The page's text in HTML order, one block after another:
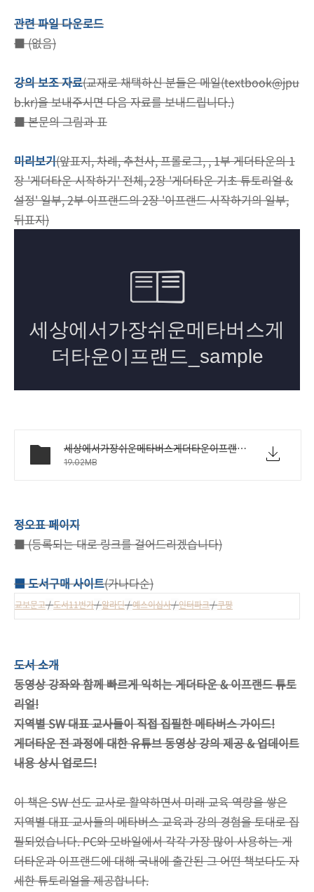
관련 파일 다운로드
■ (없음)
강의 보조 자료(교재로 채택하신 분들은 메일(textbook@jpu
b.kr)을 보내주시면 다음 자료를 보내드립니다.)
■ 본문의 그림과 표
미리보기(앞표지, 차례, 추천사, 프롤로그, , 1부 게더타운의 1
장 '게더타운 시작하기' 전체, 2장 '게더타운 기초 튜토리얼 &
설정' 일부, 2부 이프랜드의 2장 '이프랜드 시작하기의 일부,
뒤표지)
세상에서가장쉬운메타버스게더타운이프랜드_sample.pdf
19.02MB
정오표 페이지
■ (등록되는 대로 링크를 걸어드리겠습니다)
■ 도서구매 사이트(가나다순)
교보문고/도서11번가/알라딘/예스이십사/인터파크/쿠팡
도서 소개
동영상 강좌와 함께 빠르게 익히는 게더타운 & 이프랜드 튜토
리얼!
지역별 SW 대표 교사들이 직접 집필한 메타버스 가이드!
게더타운 전 과정에 대한 유튜브 동영상 강의 제공 & 업데이트
내용 상시 업로드!
이 책은 SW 선도 교사로 활약하면서 미래 교육 역량을 쌓은
지역별 대표 교사들의 메타버스 교육과 강의 경험을 토대로 집
필되었습니다. PC와 모바일에서 각각 가장 많이 사용하는 게
더타운과 이프랜드에 대해 국내에 출간된 그 어떤 책보다도 자
세한 튜토리얼을 제공합니다.